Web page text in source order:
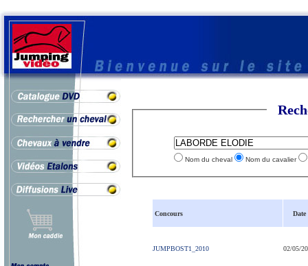
Nom du cheval Nom du cavalier
Concours Date
JUMPBOST1_2010 02/05/